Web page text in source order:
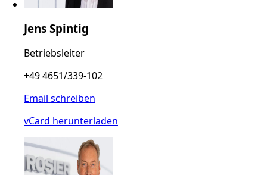
Jens Spintig
Betriebsleiter
+49 4651/339-102
Email schreiben
vCard herunterladen